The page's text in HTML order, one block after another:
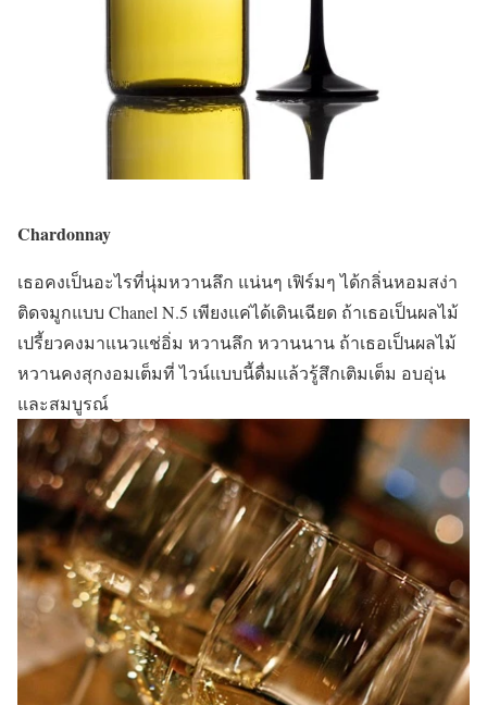
Chardonnay
เธอคงเป็นอะไรที่นุ่มหวานลึก แน่นๆ เฟิร์มๆ ได้กลิ่นหอมสง่า
ติดจมูกแบบ Chanel N.5 เพียงแค่ได้เดินเฉียด ถ้าเธอเป็นผลไม้
เปรี้ยวคงมาแนวแช่อิ่ม หวานลึก หวานนาน ถ้าเธอเป็นผลไม้
หวานคงสุกงอมเต็มที่ ไวน์แบบนี้ดื่มแล้วรู้สึกเติมเต็ม อบอุ่น
และสมบูรณ์